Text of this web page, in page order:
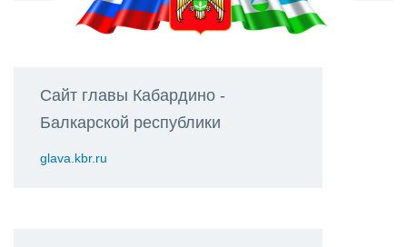
Сайт главы Кабардино -
Балкарской республики
glava.kbr.ru